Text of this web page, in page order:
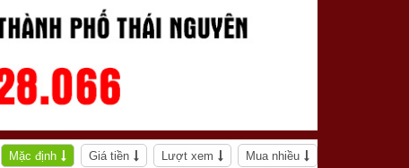
Mặc định Giá tiền Lượt xem Mua nhiều